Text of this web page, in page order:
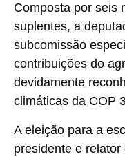
Composta por seis
suplentes, a
subcomissão
contribuições do
devidamente
climáticas da COP
A eleição para a
presidente e